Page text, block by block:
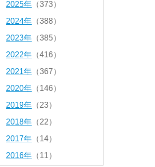
2025年 （373）
2024年 （388）
2023年 （385）
2022年 （416）
2021年 （367）
2020年 （146）
2019年 （23）
2018年 （22）
2017年 （14）
2016年 （11）